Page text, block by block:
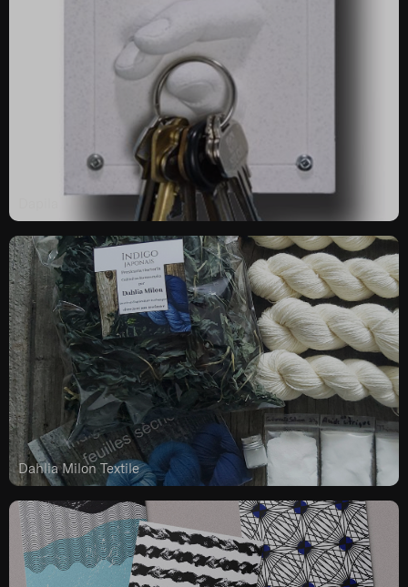
Dahlia Milon Textile